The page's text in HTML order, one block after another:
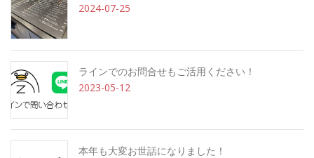
2024-07-25
ラインでのお問合せもご活用ください！
2023-05-12
本年も大変お世話になりました！